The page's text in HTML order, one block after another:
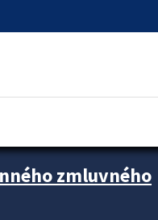
zmluvného